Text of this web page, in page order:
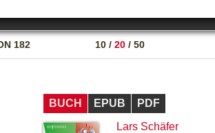
182 10 / 20 / 50
BUCH EPUB
PDF
Lars Schäfer
Ablauf
der Benutzer-Session verwendet